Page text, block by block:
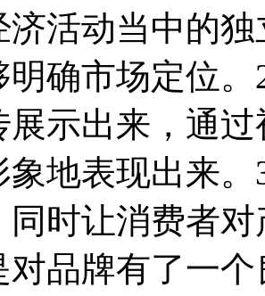
济活动当中的
明确市场定位
展示出来，通
象地表现出来
同时让消费者
对品牌有了一